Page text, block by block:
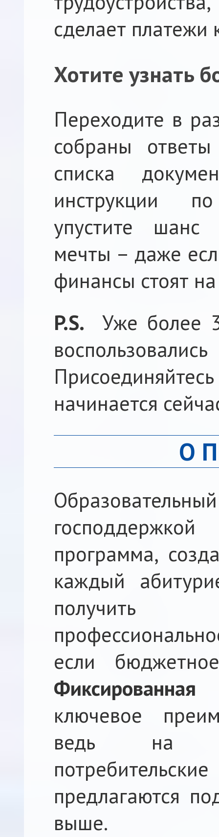
сделает
Хотите узнать
Переходите в
собраны
списка
инструкции
упустите шанс
мечты – даже
финансы стоят
P.S.
Уже более
начинается
О
программа,
каждый
получить
если
ключевое
ведь на
предлагаются
выше.